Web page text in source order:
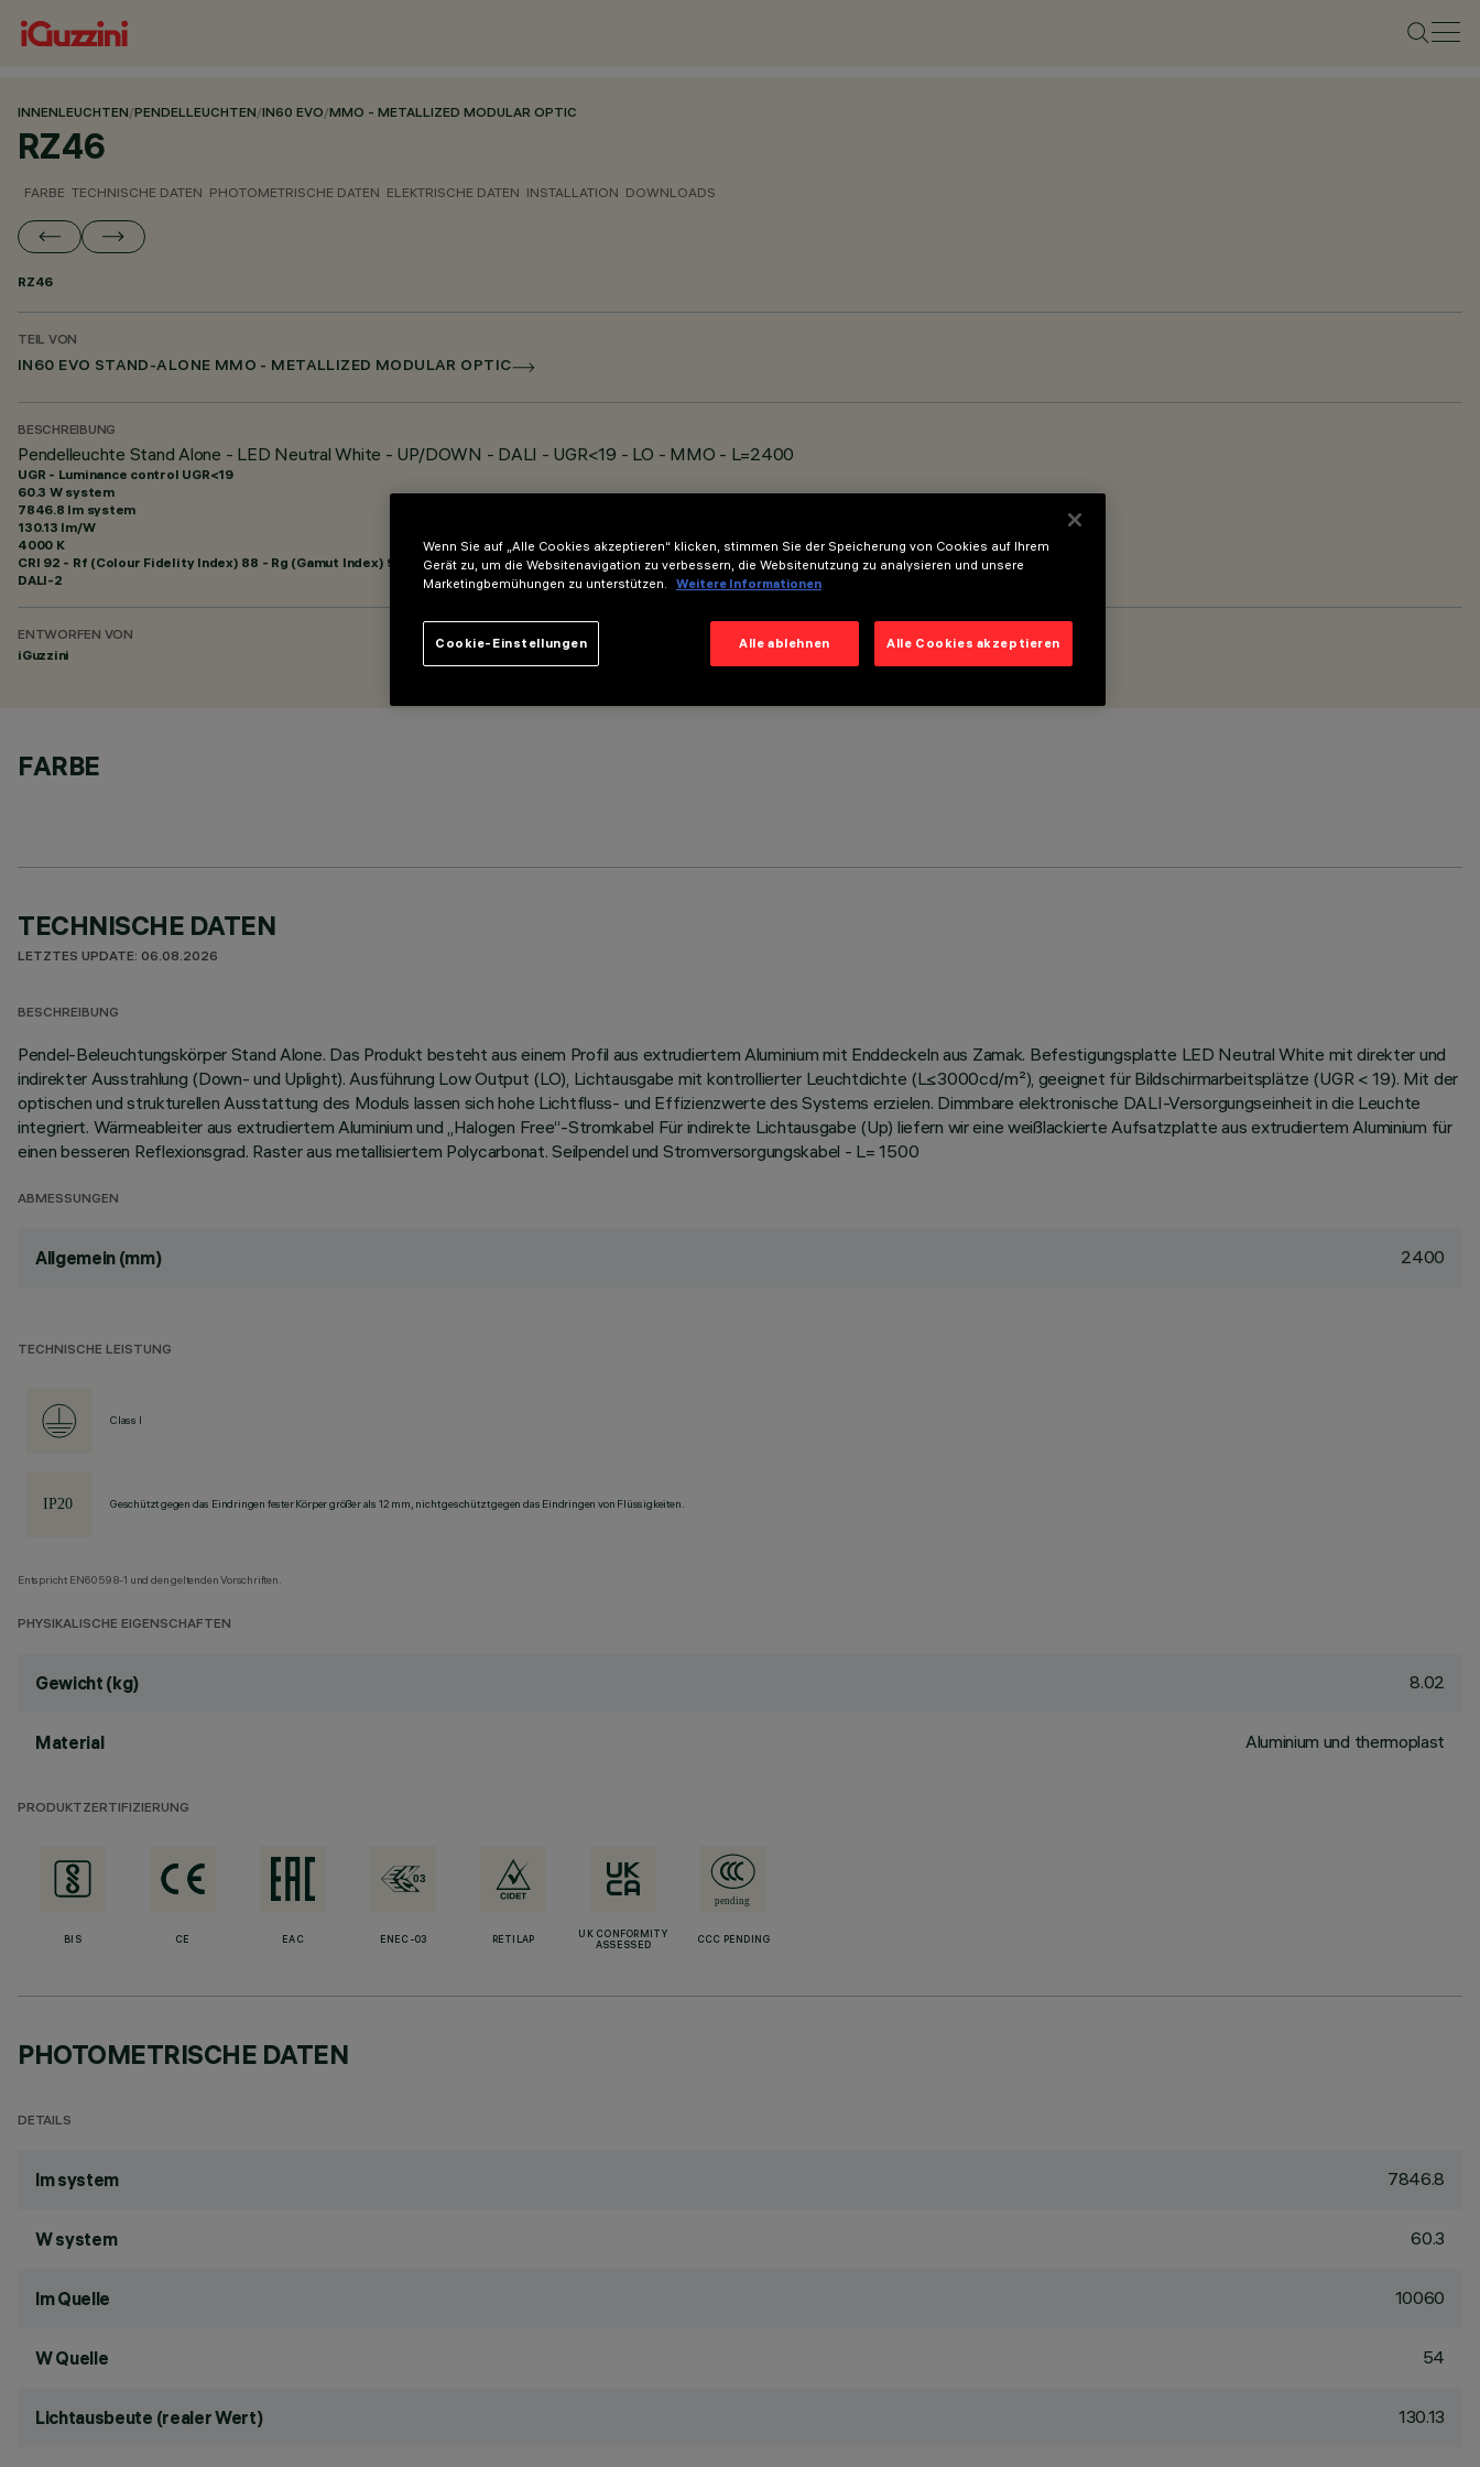
INNENLEUCHTEN/PENDELLEUCHTEN/IN60 EVO/MMO - METALLIZED MODULAR OPTIC
RZ46
FARBE TECHNISCHE DATEN PHOTOMETRISCHE DATEN ELEKTRISCHE DATEN INSTALLATION DOWNLOADS
RZ46
TEIL VON
IN60 EVO STAND-ALONE MMO - METALLIZED MODULAR OPTIC
BESCHREIBUNG
Pendelleuchte Stand Alone - LED Neutral White - UP/DOWN - DALI - UGR<19 - LO - MMO - L=2400
UGR - Luminance control UGR<19
60.3 W system
7846.8 lm system
130.13 lm/W
4000 K
CRI 92 - Rf (Colour Fidelity Index) 88 - Rg (Gamut Index) 95
DALI-2
ENTWORFEN VON
iGuzzini
FARBE
TECHNISCHE DATEN
LETZTES UPDATE: 06.08.2026
BESCHREIBUNG
Pendel-Beleuchtungskörper Stand Alone. Das Produkt besteht aus einem Profil aus extrudiertem Aluminium mit Enddeckeln aus Zamak. Befestigungsplatte LED Neutral White mit direkter und
indirekter Ausstrahlung (Down- und Uplight). Ausführung Low Output (LO), Lichtausgabe mit kontrollierter Leuchtdichte (L≤3000cd/m²), geeignet für Bildschirmarbeitsplätze (UGR < 19). Mit der
optischen und strukturellen Ausstattung des Moduls lassen sich hohe Lichtfluss- und Effizienzwerte des Systems erzielen. Dimmbare elektronische DALI-Versorgungseinheit in die Leuchte
integriert. Wärmeableiter aus extrudiertem Aluminium und „Halogen Free“-Stromkabel Für indirekte Lichtausgabe (Up) liefern wir eine weißlackierte Aufsatzplatte aus extrudiertem Aluminium für
einen besseren Reflexionsgrad. Raster aus metallisiertem Polycarbonat. Seilpendel und Stromversorgungskabel - L= 1500
ABMESSUNGEN
Allgemein (mm) 2400
TECHNISCHE LEISTUNG
Class I
Geschützt gegen das Eindringen fester Körper größer als 12 mm, nicht geschützt gegen das Eindringen von Flüssigkeiten.
Entspricht EN60598-1 und den geltenden Vorschriften.
PHYSIKALISCHE EIGENSCHAFTEN
Gewicht (kg) 8.02
Material Aluminium und thermoplast
PRODUKTZERTIFIZIERUNG
BIS CE EAC ENEC-03 RETILAP
UK CONFORMITY
ASSESSED
CCC PENDING
PHOTOMETRISCHE DATEN
DETAILS
lm system 7846.8
W system 60.3
lm Quelle 10060
W Quelle 54
Lichtausbeute (realer Wert) 130.13
Wenn Sie auf „Alle Cookies akzeptieren“ klicken, stimmen Sie der Speicherung von Cookies auf Ihrem
Gerät zu, um die Websitenavigation zu verbessern, die Websitenutzung zu analysieren und unsere
Marketingbemühungen zu unterstützen.
Weitere Informationen
Alle ablehnen Alle Cookies akzeptieren
Cookie-Einstellungen